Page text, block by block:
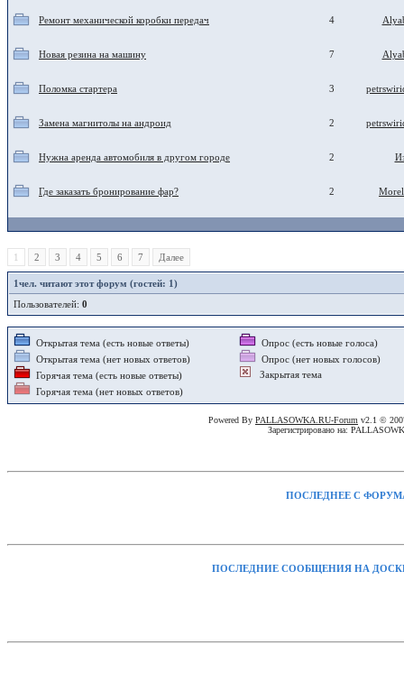
Ремонт механической коробки передач 4
Новая резина на машину 7
Поломка стартера 3
Замена магнитолы на андроид 2
Нужна аренда автомобиля в другом городе 2
Где заказать бронирование фар? 2
1 2 3 4 5 6 7 Далее
1чел. читают этот форум (гостей: 1)
Пользователей: 0
Открытая тема (есть новые ответы)
Открытая тема (нет новых ответов)
Горячая тема (есть новые ответы)
Горячая тема (нет новых ответов)
Опрос (есть новые голоса)
Опрос (нет новых голосов)
Закрытая тема
Powered By PALLASOWKA.RU-Forum v2.1 ©
Зарегистрировано на:
ПОСЛЕДНЕЕ С
ПОСЛЕДНИЕ СООБЩЕНИЯ НА